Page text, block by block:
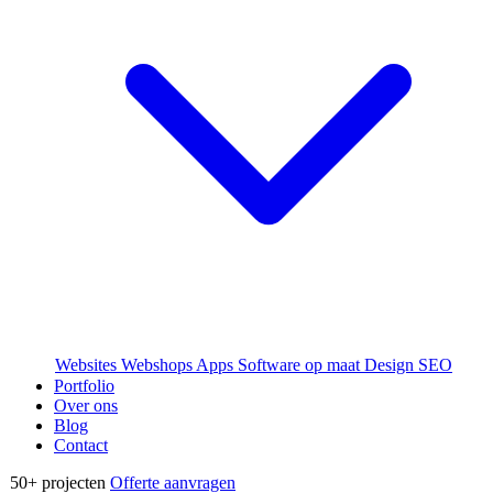
Websites Webshops Apps Software op maat Design SEO
Portfolio
Over ons
Blog
Contact
50+ projecten Offerte aanvragen